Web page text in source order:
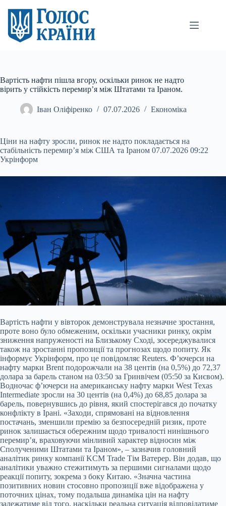
вмісту
Вартість нафти пішла вгору, оскільки ринок не надто
вірить у стійкість перемир’я між Штатами та Іраном.
Іван Оліфіренко 07.07.2026 Економіка
Ціни на нафту зросли, ринок не надто покладається на
стабільність перемир’я між США та Іраном 07.07.2026 09:22
Укрінформ
Вартість нафти у вівторок демонструвала незначне зростання,
проте воно було обмеженим, оскільки учасники ринку, окрім
зниження напруженості на Близькому Сході, зосереджувалися
також на зростанні пропозиції та прогнозах щодо попиту. Як
інформує Укрінформ, про це повідомляє Reuters. Ф’ючерси на
нафту марки Brent подорожчали на 38 центів (на 0,5%) до 72,37
долара за барель станом на 03:50 за Гринвічем (05:50 за Києвом).
Водночас ф’ючерси на американську нафту марки West Texas
Intermediate зросли на 30 центів (на 0,4%) до 68,85 долара за
барель, повернувшись до рівня, який спостерігався до початку
конфлікту в Ірані. «Заходи, спрямовані на відновлення
постачань, зменшили премію за безпосередній ризик, проте
ринок залишається обережним щодо тривалості нинішнього
перемир’я, враховуючи мінливий характер відносин між
Сполученими Штатами та Іраном», – зазначив головний
аналітик ринку компанії KCM Trade Тім Ватерер. Він додав, що
аналітики уважно стежитимуть за першими сигналами щодо
реакції попиту, зокрема з боку Китаю. «Значна частина
позитивних новин стосовно пропозиції вже відображена у
поточних цінах, тому подальша динаміка цін на нафту
залежатиме від того, наскільки реальна ситуація відповідатиме